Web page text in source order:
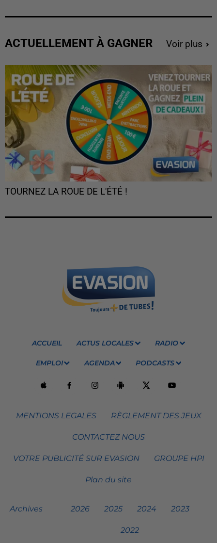
ACTUELLEMENT À GAGNER Voir plus
TOURNEZ LA ROUE DE L'ÉTÉ !
ACCUEIL ACTUS LOCALES RADIO
EMPLOI AGENDA PODCASTS
MENTIONS LEGALES RÈGLEMENT DES JEUX
CONTACTEZ NOUS
VOTRE PUBLICITÉ SUR EVASION GROUPE HPI
Plan du site
Archives 2026 2025 2024 2023
2022